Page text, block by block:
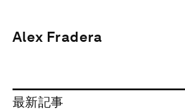
Alex Fradera
最新記事